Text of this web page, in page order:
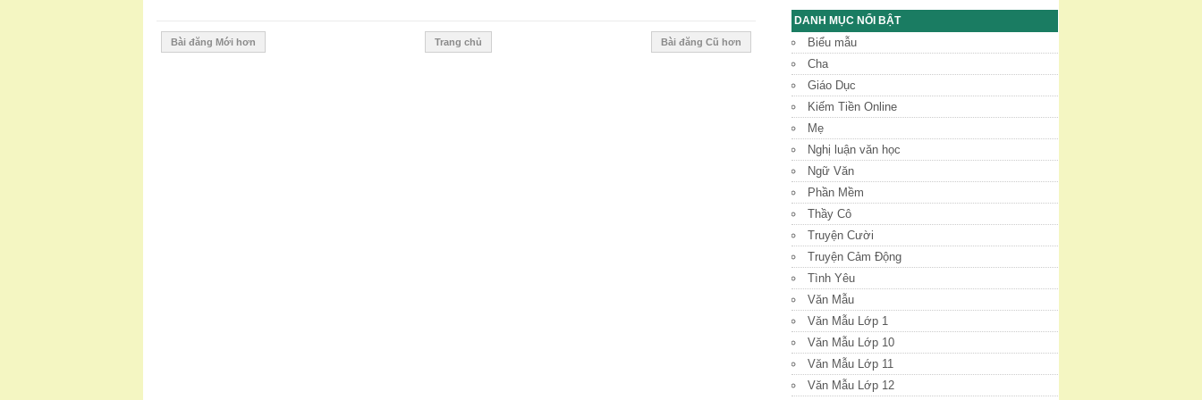
Bài đăng Mới hơn Bài đăng Cũ hơn
Trang chủ
DANH MỤC NỔI BẬT
Biểu mẫu
Cha
Giáo Dục
Kiếm Tiền Online
Mẹ
Nghị luận văn học
Ngữ Văn
Phần Mềm
Thầy Cô
Truyện Cười
Truyện Cảm Động
Tình Yêu
Văn Mẫu
Văn Mẫu Lớp 1
Văn Mẫu Lớp 10
Văn Mẫu Lớp 11
Văn Mẫu Lớp 12